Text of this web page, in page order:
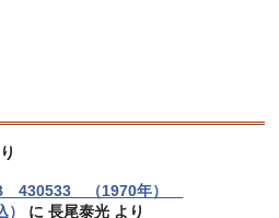
430533 （1970年）
に長尾泰光 より